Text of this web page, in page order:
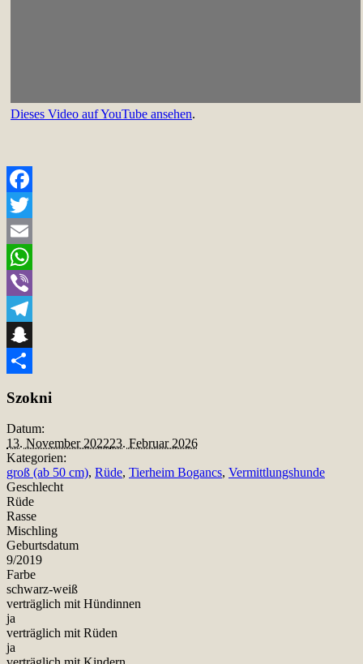
Dieses Video auf YouTube ansehen.
Facebook
Twitter
Email
WhatsApp
Viber
Telegram
Snapchat
Szokni
Datum:
13. November 202223. Februar 2026
Kategorien:
groß (ab 50 cm), Rüde, Tierheim Bogancs, Vermittlungshunde
Geschlecht
Rüde
Rasse
Mischling
Geburtsdatum
9/2019
Farbe
schwarz-weiß
verträglich mit Hündinnen
ja
verträglich mit Rüden
ja